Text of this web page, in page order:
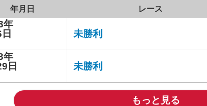
年月日 レース
年
未勝利
年
日
未勝利
もっと見る